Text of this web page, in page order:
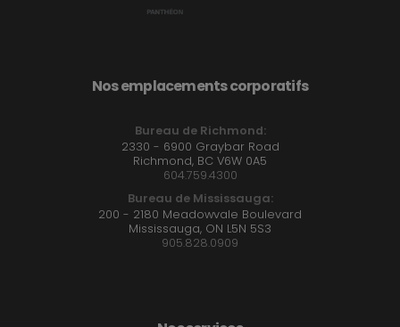
Nos emplacements corporatifs
Bureau de Richmond:
2330 - 6900 Graybar Road
Richmond, BC V6W 0A5
604.759.4300
Bureau de Mississauga:
200 - 2180 Meadowvale Boulevard
Mississauga, ON L5N 5S3
905.828.0909